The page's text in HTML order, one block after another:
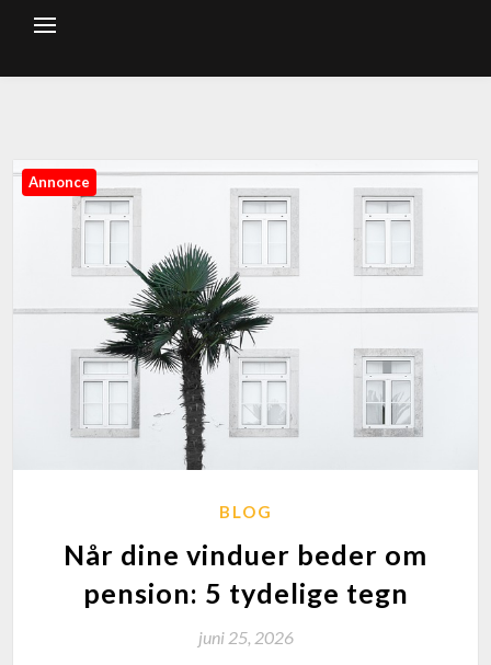
Annonce
BLOG
Når dine vinduer beder om
pension: 5 tydelige tegn
juni 25, 2026